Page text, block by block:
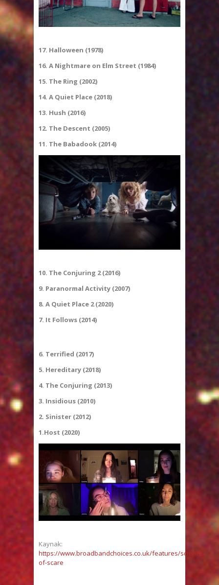
17. Halloween (1978)
16. A Nightmare on Elm Street (1984)
15. The Ring (2002)
14. A Quiet Place (2018)
13. Hush (2016)
12. The Descent (2005)
11. The Babadook (2014)
10. The Conjuring 2 (2016)
9. Paranormal Activity (2007)
8. A Quiet Place 2 (2020)
7. It Follows (2014)
6. Terrified (2017)
5. Hereditary (2018)
4. The Conjuring (2013)
3. Insidious (2010)
2. Sinister (2012)
1.Host (2020)
Kaynak:
https://www.broadbandchoices.co.uk/features/science-
of-scare